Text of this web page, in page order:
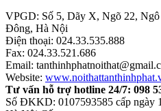
VPGD: Số 5, Dãy X, Ngõ 22, Ngô
Đông, Hà Nội
Điện thoại: 024.33.535.888
Fax: 024.33.521.686
Email:
Website:
Tư vấn hỗ trợ hotline 24/7: 098
Số ĐKKD: 0107593585 cấp